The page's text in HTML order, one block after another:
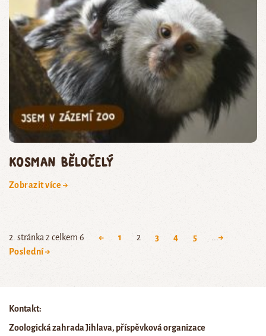
kosman běločelý
Zobrazit více →
2. stránka z celkem 6 ← 1 2 3 4 5 ...→
Poslední →
Kontakt:
Zoologická zahrada Jihlava, příspěvková organizace